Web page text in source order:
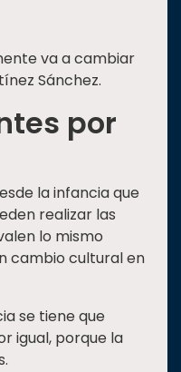
va a cambiar
Sánchez.
por
la infancia que
realizar las
lo mismo
cambio cultural en
se tiene que
igual, porque la